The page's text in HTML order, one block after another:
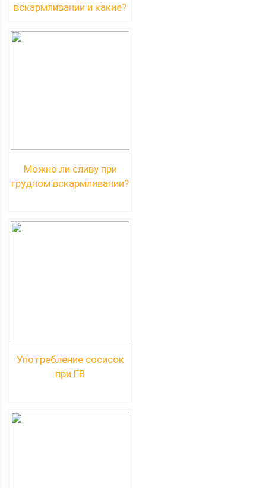
вскармливании и какие?
Можно ли сливу при
грудном вскармливании?
Употребление сосисок
при ГВ